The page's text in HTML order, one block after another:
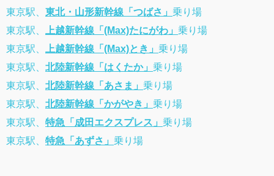
東京駅、 東北・山形新幹線「つばさ」 乗り場
東京駅、
上越新幹線「(Max)たにがわ」 乗り場
東京駅、
上越新幹線「(Max)とき」 乗り場
東京駅、 北陸新幹線「はくたか」 乗り場
東京駅、 北陸新幹線「あさま」 乗り場
東京駅、 北陸新幹線「かがやき」 乗り場
東京駅、 特急「成田エクスプレス」 乗り場
東京駅、 特急「あずさ」 乗り場